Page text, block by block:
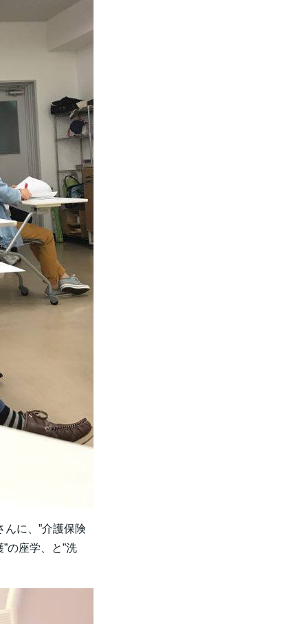
に、”介護保険
の座学、と”洗